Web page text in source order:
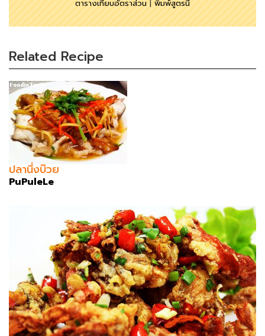
ตารางเทียบอัตราส่วน|พิมพ์สูตรนี้
Related Recipe
ปลานึ่งบ๊วย
PuPuleLe